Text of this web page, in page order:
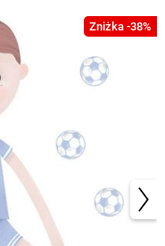
Zniżka -38%